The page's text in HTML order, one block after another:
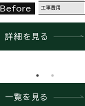
Before 工事費用
詳細を見る
一覧を見る